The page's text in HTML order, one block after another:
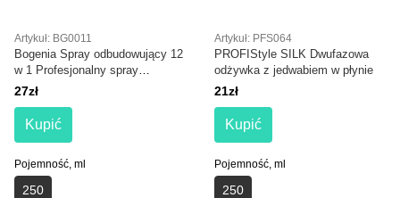
Artykuł: BG0011
Bogenia Spray odbudowujący 12
w 1 Profesjonalny spray
odbudowujący 250 ml
27zł
Kupić
Pojemność, ml
250
Artykuł: PFS064
PROFIStyle SILK Dwufazowa
odżywka z jedwabiem w płynie
21zł
Kupić
Pojemność, ml
250